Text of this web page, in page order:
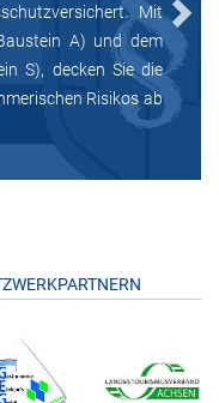
Mit
A) und dem
S), decken Sie die
Risikos ab
Next